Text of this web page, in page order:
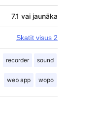
7.1 vai jaunāka
Skatīt visus 2
recorder sound
web app wopo